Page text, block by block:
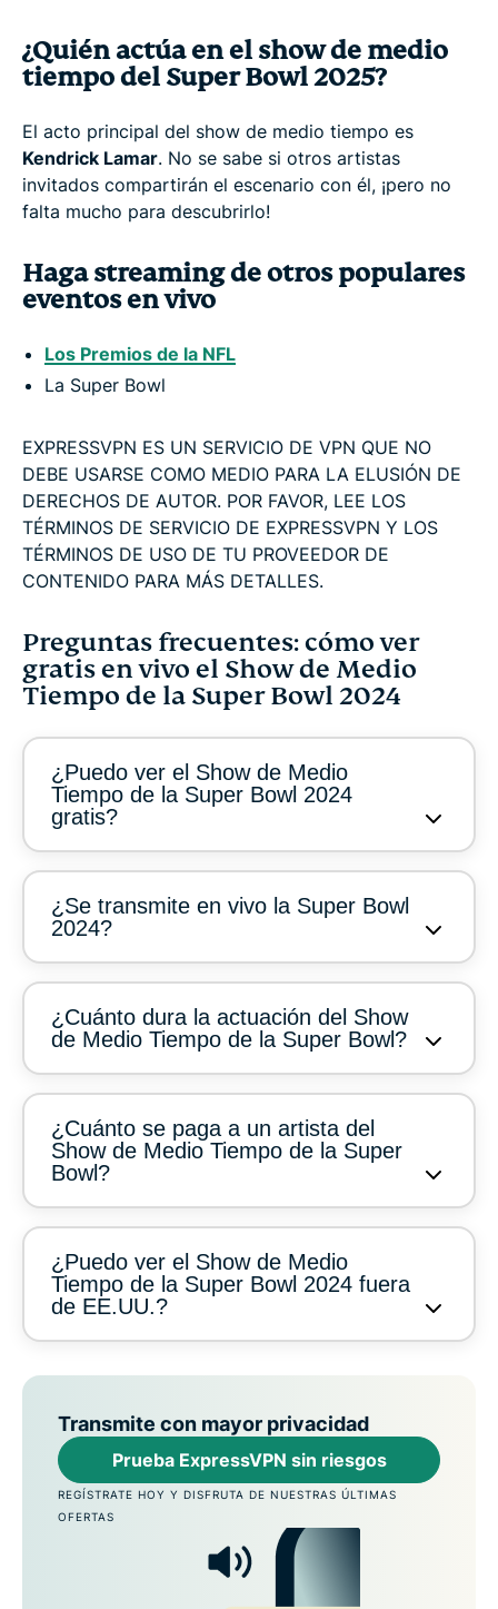
¿Quién actúa en el show de medio
tiempo del Super Bowl 2025?
El acto principal del show de medio tiempo es
Kendrick Lamar. No se sabe si otros artistas
invitados compartirán el escenario con él, ¡pero no
falta mucho para descubrirlo!
Haga streaming de otros populares
eventos en vivo
Los Premios de la NFL
La Super Bowl
EXPRESSVPN ES UN SERVICIO DE VPN QUE NO
DEBE USARSE COMO MEDIO PARA LA ELUSIÓN DE
DERECHOS DE AUTOR. POR FAVOR, LEE LOS
TÉRMINOS DE SERVICIO DE EXPRESSVPN Y LOS
TÉRMINOS DE USO DE TU PROVEEDOR DE
CONTENIDO PARA MÁS DETALLES.
Preguntas frecuentes: cómo ver
gratis en vivo el Show de Medio
Tiempo de la Super Bowl 2024
¿Puedo ver el Show de Medio
Tiempo de la Super Bowl 2024
gratis?
¿Se transmite en vivo la Super Bowl
2024?
¿Cuánto dura la actuación del Show
de Medio Tiempo de la Super Bowl?
¿Cuánto se paga a un artista del
Show de Medio Tiempo de la Super
Bowl?
¿Puedo ver el Show de Medio
Tiempo de la Super Bowl 2024 fuera
de EE.UU.?
Transmite con mayor privacidad
Prueba ExpressVPN sin riesgos
REGÍSTRATE HOY Y DISFRUTA DE NUESTRAS ÚLTIMAS
OFERTAS